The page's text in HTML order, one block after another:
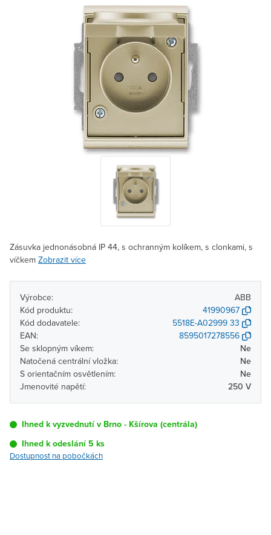
Zásuvka jednonásobná IP 44, s ochranným kolíkem, s clonkami, s
víčkem Zobrazit více
Výrobce:
ABB
Kód produktu:
41990967
Kód dodavatele:
5518E-A02999 33
EAN:
8595017278556
Se sklopným víkem:
Ne
Natočená centrální vložka:
Ne
S orientačním osvětlením:
Ne
Jmenovité napětí:
250 V
Ihned k vyzvednutí v Brno - Kšírova (centrála)
Ihned k odeslání 5 ks
Dostupnost na pobočkách